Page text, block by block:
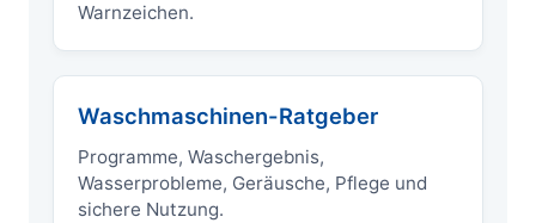
Warnzeichen.
Waschmaschinen-Ratgeber
Programme, Waschergebnis,
Wasserprobleme, Geräusche, Pflege und
sichere Nutzung.